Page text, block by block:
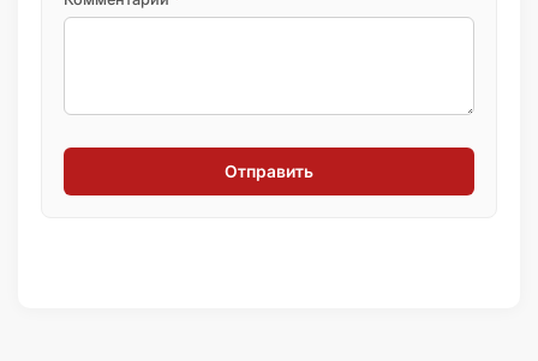
Отправить